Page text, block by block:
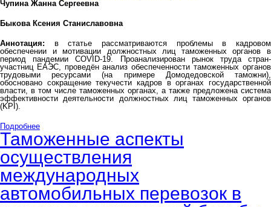
Чупина Жанна Сергеевна
Быкова Ксения Станиславовна
Аннотация: в статье рассматриваются проблемы в кадровом
обеспечении и мотивации должностных лиц таможенных органов в
период пандемии COVID-19. Проанализирован рынок труда стран-
участниц ЕАЭС, проведён анализ обеспеченности таможенных органов
трудовыми ресурсами (на примере Домодедовской таможни),
обосновано сокращение текучести кадров в органах государственной
власти, в том числе таможенных органах, а также предложена система
эффективности деятельности должностных лиц таможенных органов
(KPI).
Подробнее
Таможенные аспекты
осуществления
международных
автомобильных перевозок в